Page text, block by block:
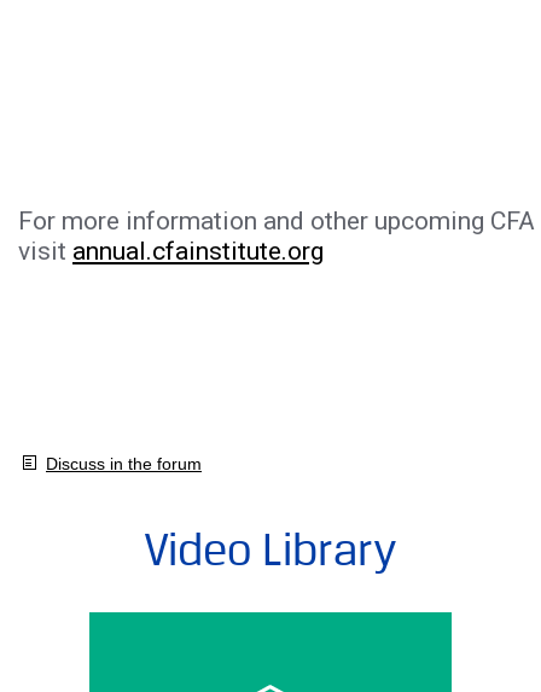
For more information and other upcoming
visit annual.cfainstitute.org
Discuss in the forum
Video Library